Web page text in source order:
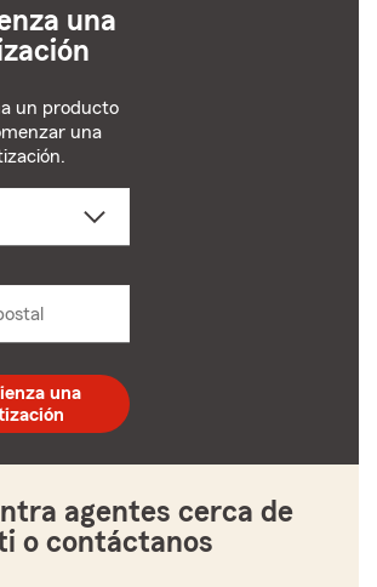
una
un producto
una
postal
de
5
una
agentes cerca de
o contáctanos